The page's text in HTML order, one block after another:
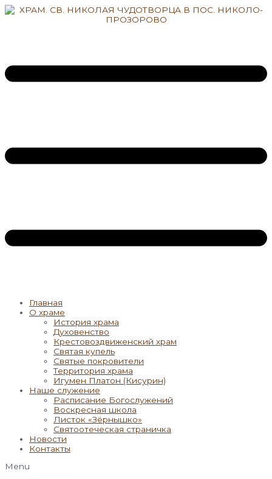
Перейти
Главная
О храме
История храма
Духовенство
Крестовоздвиженский храм
Святая купель
Святые покровители
Территория храма
Игумен Платон (Кисурин)
Наше служение
Расписание Богослужений
Воскресная школа
Листок «Зёрнышко»
Святоотеческая страничка
Новости
Контакты
Menu